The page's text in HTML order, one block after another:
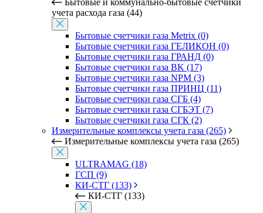
Бытовые и коммунально-бытовые счетчики
учета расхода газа (44)
Бытовые счетчики газа Metrix (0)
Бытовые счетчики газа ГЕЛИКОН (0)
Бытовые счетчики газа ГРАНД (0)
Бытовые счетчики газа BK (17)
Бытовые счетчики газа NPM (3)
Бытовые счетчики газа ПРИНЦ (11)
Бытовые счетчики газа СГБ (4)
Бытовые счетчики газа СГБЭТ (7)
Бытовые счетчики газа СГК (2)
Измерительные комплексы учета газа (265)
Измерительные комплексы учета газа (265)
ULTRAMAG (18)
ГСП (9)
КИ-СТГ (133)
КИ-СТГ (133)